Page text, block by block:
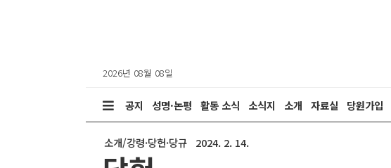
2026년 08월 08일
공지 성명·논평 활동 소식 소식지 소개 자료실 당원가입
소개/강령·당헌·당규 2024. 2. 14.